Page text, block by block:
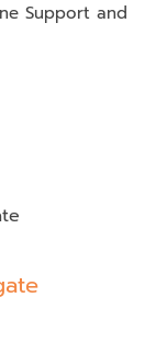
Support and